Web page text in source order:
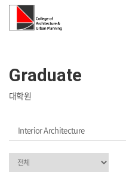
Graduate
대학원
Interior Architecture